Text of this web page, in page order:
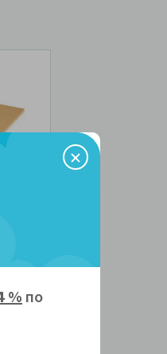
% по